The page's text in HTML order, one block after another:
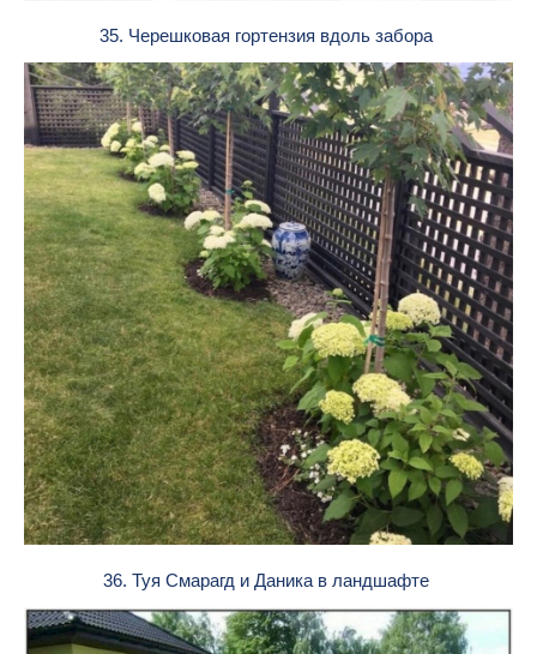
35. Черешковая гортензия вдоль забора
36. Туя Смарагд и Даника в ландшафте